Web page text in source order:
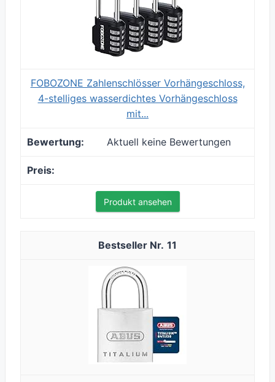
FOBOZONE Zahlenschlösser Vorhängeschloss,
4-stelliges wasserdichtes Vorhängeschloss
mit...
Aktuell keine Bewertungen
Produkt ansehen
11